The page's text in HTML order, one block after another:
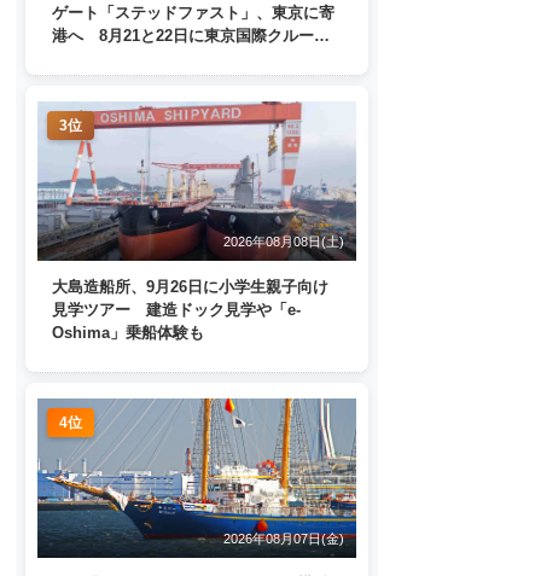
ゲート「ステッドファスト」、東京に寄
港へ 8月21と22日に東京国際クルーズ
3位
2026年08月08日(土)
大島造船所、9月26日に小学生親子向け
見学ツアー 建造ドック見学や「e-
Oshima」乗船体験も
4位
2026年08月07日(金)